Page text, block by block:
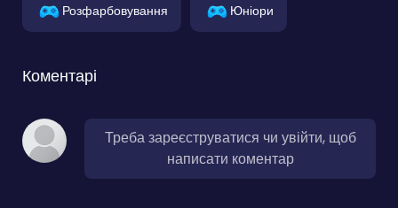
Розфарбовування Юніори
Коментарі
Треба зареєструватися чи увійти, щоб
написати коментар